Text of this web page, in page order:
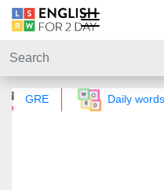
GRE Daily words